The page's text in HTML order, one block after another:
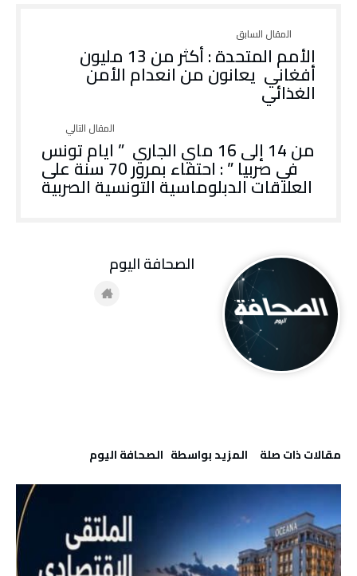
الأمم المتحدة : أكثر من 13 مليون
أفغاني يعانون من انعدام الأمن
الغذائي
من 14 إلى 16 ماي الجاري ” ايام تونس
في صربيا ” : احتفاء بمرور 70 سنة على
العلاقات الدبلوماسية التونسية الصربية
‫مقالات ذات صلة‬ ‫‫المزيد بواسطة‬ ‬ ‭ ‬الصحافة‭ ‬اليوم